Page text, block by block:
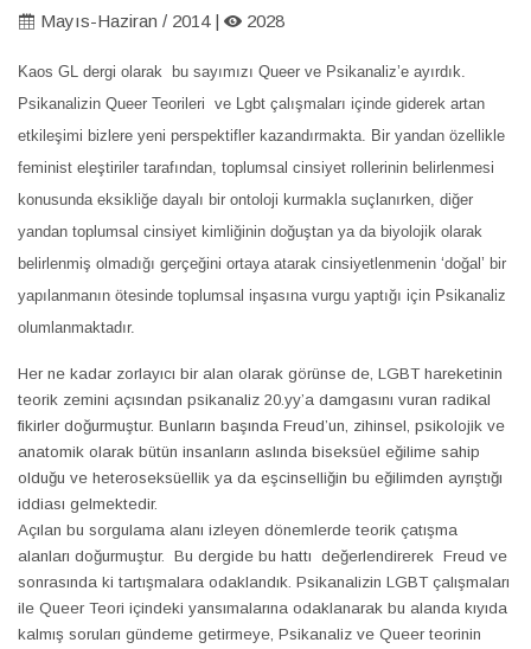
Mayıs-Haziran / 2014 | 2028
Kaos GL dergi olarak
bu sayımızı Queer ve Psikanaliz’e ayırdık.
Psikanalizin Queer Teorileri ve Lgbt çalışmaları içinde giderek artan
etkileşimi bizlere yeni perspektifler kazandırmakta. Bir yandan özellikle
feminist eleştiriler tarafından, toplumsal cinsiyet rollerinin belirlenmesi
konusunda eksikliğe dayalı bir ontoloji kurmakla suçlanırken, diğer
yandan toplumsal cinsiyet kimliğinin doğuştan ya da biyolojik olarak
belirlenmiş olmadığı gerçeğini ortaya atarak cinsiyetlenmenin ‘doğal’ bir
yapılanmanın ötesinde toplumsal inşasına vurgu yaptığı için Psikanaliz
olumlanmaktadır.
Her ne kadar zorlayıcı bir alan olarak görünse de, LGBT hareketinin
teorik zemini açısından psikanaliz 20.yy’a damgasını vuran radikal
fikirler doğurmuştur. Bunların başında Freud’un, zihinsel, psikolojik ve
anatomik olarak bütün insanların aslında biseksüel eğilime sahip
olduğu ve heteroseksüellik ya da eşcinselliğin bu eğilimden ayrıştığı
iddiası gelmektedir.
Açılan bu sorgulama alanı izleyen dönemlerde teorik çatışma
alanları doğurmuştur. Bu dergide bu hattı değerlendirerek Freud ve
sonrasında ki tartışmalara odaklandık. Psikanalizin LGBT çalışmaları
ile Queer Teori içindeki yansımalarına odaklanarak bu alanda kıyıda
kalmış soruları gündeme getirmeye, Psikanaliz ve Queer teorinin